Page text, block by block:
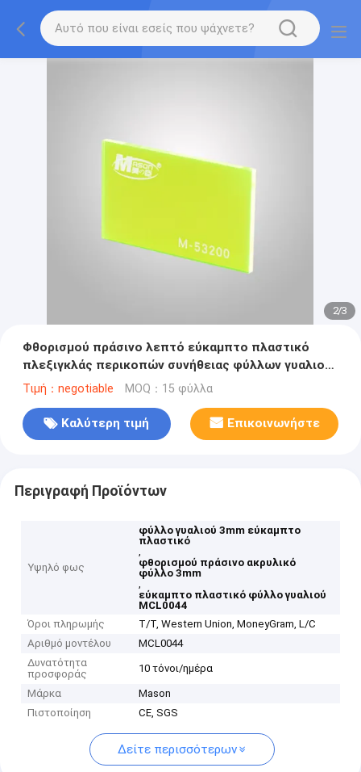
2/3
Φθορισμού πράσινο λεπτό εύκαμπτο πλαστικό
πλεξιγκλάς περικοπών συνήθειας φύλλων γυαλιού
Tansparent
Τιμή：negotiable MOQ：15 φύλλα
Καλύτερη τιμή Επικοινωνήστε
Περιγραφή Προϊόντων
Υψηλό φως
φύλλο γυαλιού 3mm εύκαμπτο
πλαστικό
,
φθορισμού πράσινο ακρυλικό
φύλλο 3mm
,
εύκαμπτο πλαστικό φύλλο γυαλιού
MCL0044
Όροι πληρωμής
T/T, Western Union, MoneyGram, L/C
Αριθμό μοντέλου
MCL0044
Δυνατότητα
προσφοράς
10 τόνοι/ημέρα
Μάρκα
Mason
Πιστοποίηση
CE, SGS
Δείτε περισσότερων